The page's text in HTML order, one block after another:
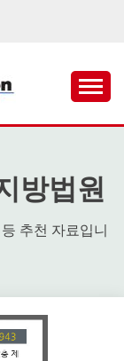
국 1
보 제
방법원
추천 자료입니